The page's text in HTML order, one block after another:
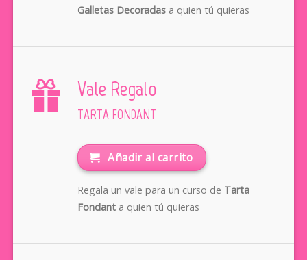
Galletas Decoradasa quien tú quieras
Vale Regalo
TARTA FONDANT
Añadir al carrito
Regala un vale para un curso de Tarta
Fondanta quien tú quieras